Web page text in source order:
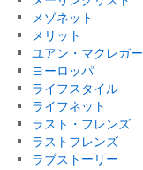
メゾネット
メリット
ユアン・マクレガー
ヨーロッパ
ライフスタイル
ライフネット
ラスト・フレンズ
ラストフレンズ
ラブストーリー